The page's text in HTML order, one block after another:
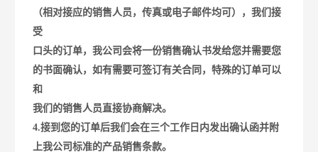
（相对接应的销售人员，传真或电子邮件均可），我们接
受
口头的订单，我公司会将一份销售确认书发给您并需要您
的书面确认，如有需要可签订有关合同，特殊的订单可以
和
我们的销售人员直接协商解决。
4.接到您的订单后我们会在三个工作日内发出确认函并附
上我公司标准的产品销售条款。